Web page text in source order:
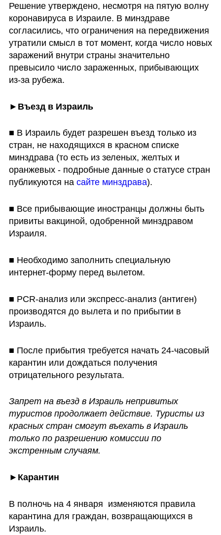
Решение утверждено, несмотря на пятую волну
коронавируса в Израиле. В минздраве
согласились, что ограничения на передвижения
утратили смысл в тот момент, когда число новых
заражений внутри страны значительно
превысило число зараженных, прибывающих
из-за рубежа.
► Въезд в Израиль
■ В Израиль будет разрешен въезд только из
стран, не находящихся в красном списке
минздрава (то есть из зеленых, желтых и
оранжевых - подробные данные о статусе стран
публикуются на сайте минздрава).
■ Все прибывающие иностранцы должны быть
привиты вакциной, одобренной минздравом
Израиля.
■ Необходимо заполнить специальную
интернет-форму перед вылетом.
■ PCR-анализ или экспресс-анализ (антиген)
производятся до вылета и по прибытии в
Израиль.
■ После прибытия требуется начать 24-часовый
карантин или дождаться получения
отрицательного результата.
Запрет на въезд в Израиль непривитых
туристов продолжает действие. Туристы из
красных стран смогут въехать в Израиль
только по разрешению комиссии по
экстренным случаям.
►Карантин
В полночь на 4 января  изменяются правила
карантина для граждан, возвращающихся в
Израиль.